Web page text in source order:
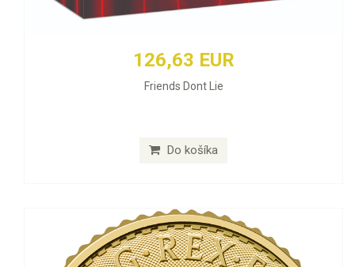
126,63 EUR
Friends Dont Lie
Do košíka